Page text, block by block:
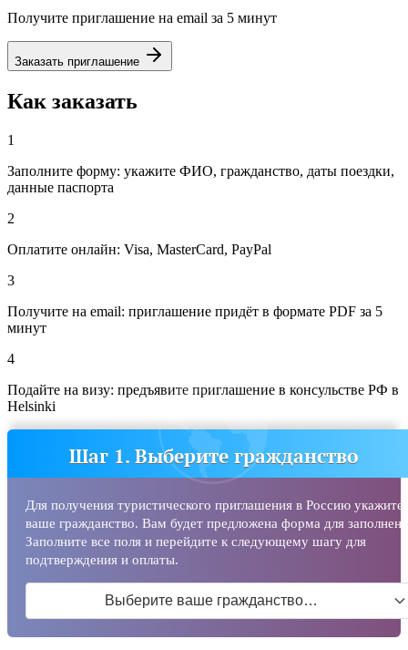
Получите приглашение на email за 5 минут
Заказать приглашение
Как заказать
1
Заполните форму: укажите ФИО, гражданство, даты поездки,
данные паспорта
2
Оплатите онлайн: Visa, MasterCard, PayPal
3
Получите на email: приглашение придёт в формате PDF за 5
минут
4
Подайте на визу: предъявите приглашение в консульстве РФ в
Helsinki
Шаг 1. Выберите гражданство
Для получения туристического приглашения в Россию укажите
ваше гражданство. Вам будет предложена форма для
Заполните все поля и перейдите к следующему шагу для
подтверждения и оплаты.
Выберите ваше гражданство…